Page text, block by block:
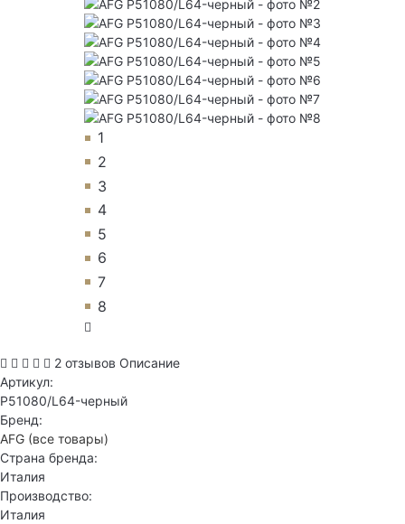
1
2
3
4
5
6
7
8
2 отзывов Описание
Артикул:
P51080/L64-черный
Бренд:
AFG (все товары)
Страна бренда:
Италия
Производство:
Италия